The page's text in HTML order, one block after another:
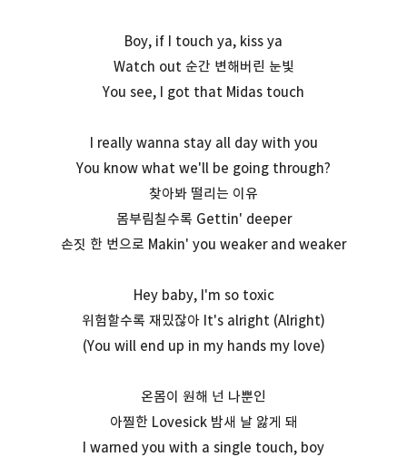
Boy, if I touch ya, kiss ya
Watch out 순간 변해버린 눈빛
You see, I got that Midas touch
I really wanna stay all day with you
You know what we'll be going through?
찾아봐 떨리는 이유
몸부림칠수록 Gettin' deeper
손짓 한 번으로 Makin' you weaker and weaker
Hey baby, I'm so toxic
위험할수록 재밌잖아 It's alright (Alright)
(You will end up in my hands my love)
온몸이 원해 넌 나뿐인
아찔한 Lovesick 밤새 날 앓게 돼
I warned you with a single touch, boy